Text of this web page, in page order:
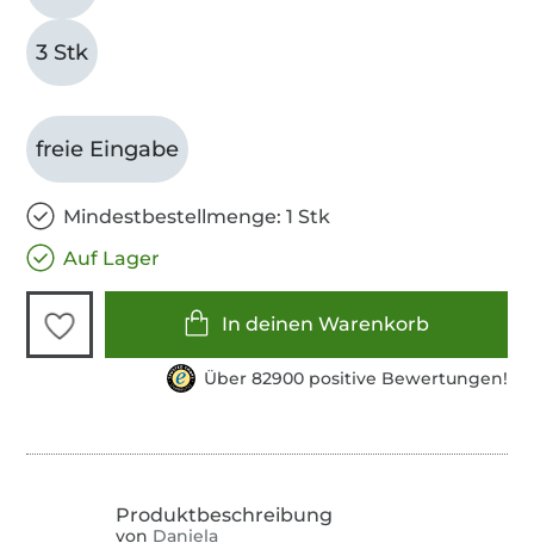
3 Stk
freie Eingabe
Mindestbestellmenge: 1 Stk
Auf Lager
In deinen Warenkorb
Über 82900 positive Bewertungen!
von Daniela